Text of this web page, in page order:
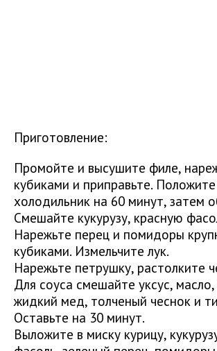
Приготовление:
Промойте и высушите филе,
кубиками и приправьте.
холодильник на 60 минут, затем
Смешайте кукурузу, красную
Нарежьте перец и помидоры
кубиками. Измельчите лук.
Нарежьте петрушку, растолките
Для соуса смешайте уксус, масло,
жидкий мед, толченый чеснок и
Оставьте на 30 минут.
Выложите в миску курицу,